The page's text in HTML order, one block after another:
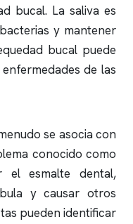
bucal. La saliva es
y mantener
bucal puede
de las
se asocia con
conocido como
el esmalte dental,
y causar otros
pueden identificar